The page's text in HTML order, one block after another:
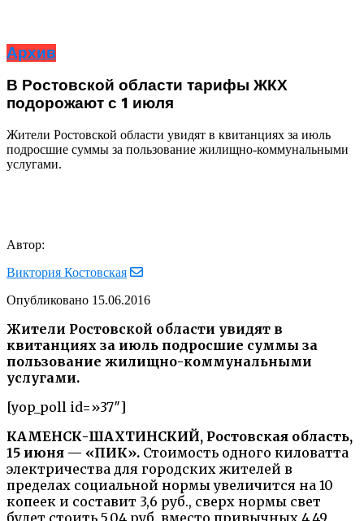
Архив
В Ростовской области тарифы ЖКХ
подорожают с 1 июля
Жители Ростовской области увидят в квитанциях за июль
подросшие суммы за пользование жилищно-коммунальными
услугами.
Автор:
Виктория Костовская
Опубликовано 15.06.2016
Жители Ростовской области увидят в
квитанциях за июль подросшие суммы за
пользование жилищно-коммунальными
услугами.
[yop_poll id=»37″]
КАМЕНСК-ШАХТИНСКИЙ, Ростовская область,
15 июня — «ПИК». Стоимость одного киловатта
электричества для городских жителей в
пределах социальной нормы увеличится на 10
копеек и составит 3,6 руб., сверх нормы свет
будет стоить 5,04 руб. вместо привычных 4,49